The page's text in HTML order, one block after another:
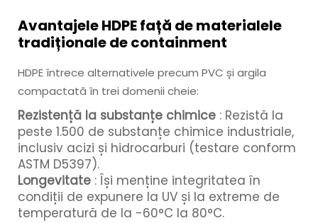
Avantajele HDPE față de materialele
tradiționale de containment
HDPE întrece alternativele precum PVC și argila
compactată în trei domenii cheie:
Rezistență la substanțe chimice : Rezistă la
peste 1.500 de substanțe chimice industriale,
inclusiv acizi și hidrocarburi (testare conform
ASTM D5397).
Longevitate : Își menține integritatea în
condiții de expunere la UV și la extreme de
temperatură de la -60°C la 80°C.